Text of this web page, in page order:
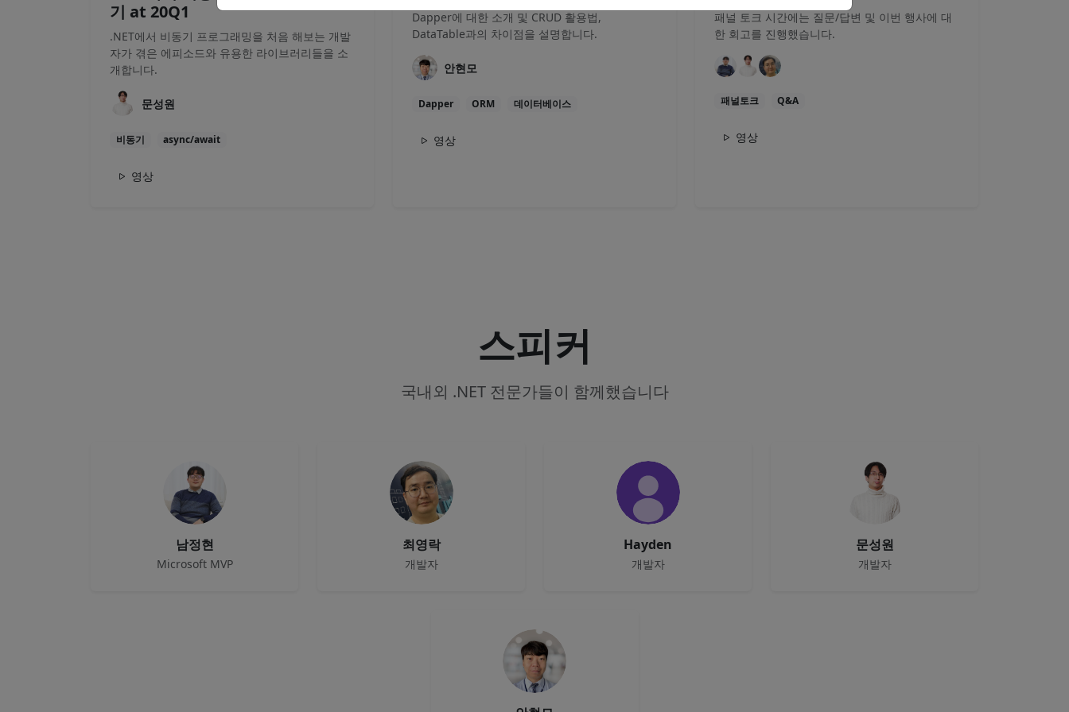
기 at 20Q1
.NET에서 비동기 프로그래밍을 처음 해보는 개발
자가 겪은 에피소드와 유용한 라이브러리들을 소
개합니다.
문성원
비동기 async/await
영상
Dapper에 대한 소개 및 CRUD 활용법,
DataTable과의 차이점을 설명합니다.
안현모
Dapper ORM 데이터베이스
영상
패널 토크 시간에는 질문/답변 및 이번 행사에 대
한 회고를 진행했습니다.
패널토크 Q&A
영상
스피커
국내외 .NET 전문가들이 함께했습니다
남정현
Microsoft MVP
최영락
개발자
Hayden
개발자
문성원
개발자